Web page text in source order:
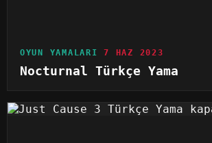
OYUN YAMALARI 7 HAZ 2023
Nocturnal Türkçe Yama